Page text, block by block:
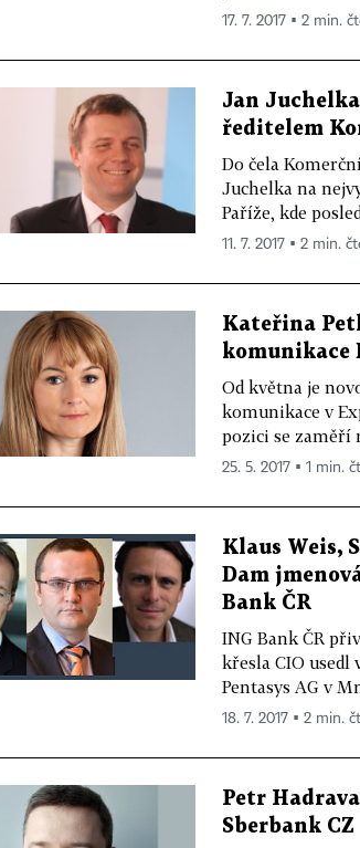
17. 7. 2017 ▪ 2 min.
Jan
ředitelem
Do čela
Juchelka na
Paříže, kde
11. 7. 2017 ▪ 2 min.
Kateřina
komunikace
Od května je
komunikace v
pozici se zaměří
25. 5. 2017 ▪ 1 min.
Klaus Weis,
Dam
Bank ČR
ING Bank ČR
křesla CIO usedl
Pentasys AG v
18. 7. 2017 ▪ 2 min.
Petr
Sberbank CZ